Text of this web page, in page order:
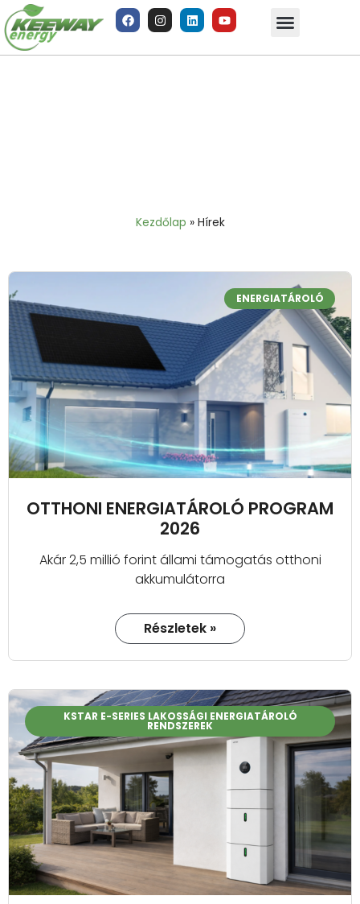
Kezdőlap » Hírek
ENERGIATÁROLÓ
OTTHONI ENERGIATÁROLÓ PROGRAM
2026
Akár 2,5 millió forint állami támogatás otthoni
akkumulátorra
Részletek »
KSTAR E-SERIES LAKOSSÁGI ENERGIATÁROLÓ
RENDSZEREK